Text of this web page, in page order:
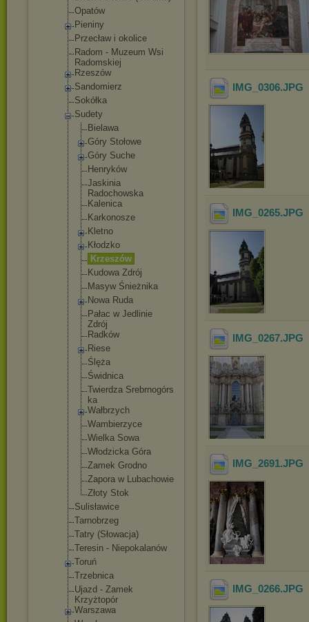
Opatów
Pieniny
Przecław i okolice
Radom - Muzeum Wsi
Radomskiej
Rzeszów
Sandomierz
Sokółka
Sudety
Bielawa
Góry Stołowe
Góry Suche
Henryków
Jaskinia
Radochowska
Kalenica
Karkonosze
Kletno
Kłodzko
Krzeszów
Kudowa Zdrój
Masyw Śnieżnika
Nowa Ruda
Pałac w Jedlinie
Zdrój
Radków
Riese
Ślęża
Świdnica
Twierdza Srebrnogórs
ka
Wałbrzych
Wambierzyce
Wielka Sowa
Włodzicka Góra
Zamek Grodno
Zapora w Lubachowie
Złoty Stok
Sulisławice
Tarnobrzeg
Tatry (Słowacja)
Teresin - Niepokalanów
Toruń
Trzebnica
Ujazd - Zamek
Krzyżtopór
Warszawa
IMG_0306.JPG
IMG_0265.JPG
IMG_0267.JPG
IMG_2691.JPG
IMG_0266.JPG